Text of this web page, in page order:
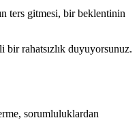
ters gitmesi, bir beklentinin
rahatsızlık duyuyorsunuz.
sorumluluklardan